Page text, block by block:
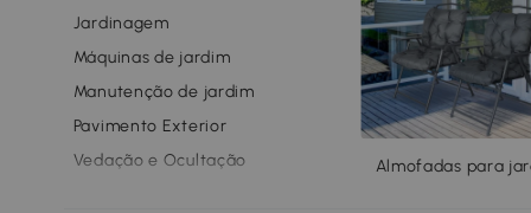
Jardinagem
Máquinas de jardim
Manutenção de jardim
Pavimento Exterior
Vedação e Ocultação
Almofadas para